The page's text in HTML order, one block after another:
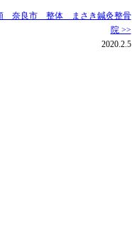
奈良市 整体 まさき鍼灸整骨
院 >>
2020.2.5